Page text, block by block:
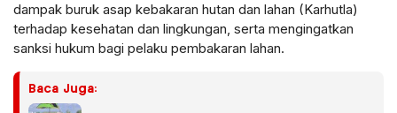
dampak buruk asap kebakaran hutan dan lahan (Karhutla)
terhadap kesehatan dan lingkungan, serta mengingatkan
sanksi hukum bagi pelaku pembakaran lahan.
Baca Juga: